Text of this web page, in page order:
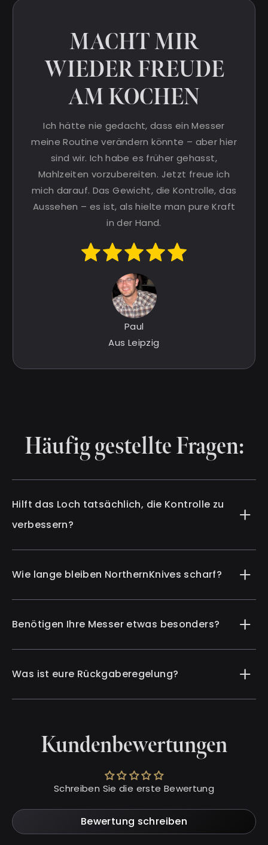
MACHT MIR
WIEDER FREUDE
AM KOCHEN
Ich hätte nie gedacht, dass ein Messer
meine Routine verändern könnte – aber hier
sind wir. Ich habe es früher gehasst,
Mahlzeiten vorzubereiten. Jetzt freue ich
mich darauf. Das Gewicht, die Kontrolle, das
Aussehen – es ist, als hielte man pure Kraft
in der Hand.
Paul
Aus Leipzig
Häufig gestellte Fragen:
Hilft das Loch tatsächlich, die Kontrolle zu
verbessern?
Wie lange bleiben NorthernKnives scharf?
Benötigen Ihre Messer etwas besonders?
Was ist eure Rückgaberegelung?
Kundenbewertungen
Schreiben Sie die erste Bewertung
Bewertung schreiben